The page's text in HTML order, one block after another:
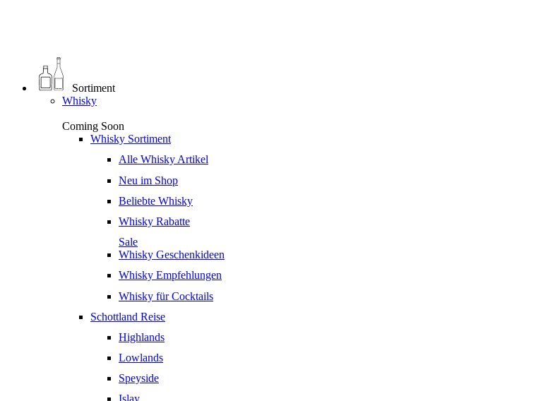
Sortiment
Whisky
Coming Soon
Whisky Sortiment
Alle Whisky Artikel
Neu im Shop
Beliebte Whisky
Whisky Rabatte
Sale
Whisky Geschenkideen
Whisky Empfehlungen
Whisky für Cocktails
Schottland Reise
Highlands
Lowlands
Speyside